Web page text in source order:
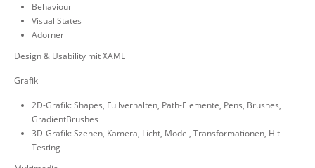
Behaviour
Visual States
Adorner
Design & Usability mit XAML
Grafik
2D-Grafik: Shapes, Füllverhalten, Path-Elemente, Pens, Brushes,
GradientBrushes
3D-Grafik: Szenen, Kamera, Licht, Model, Transformationen, Hit-
Testing